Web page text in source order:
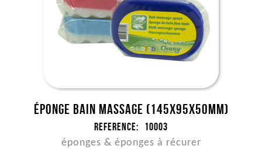
Éponge bain massage (145x95x50mm)
Reference: 10003
éponges & éponges à récurer